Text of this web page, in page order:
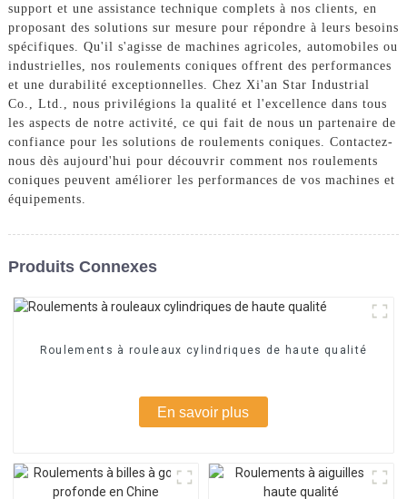
support et une assistance technique complets à nos clients, en
proposant des solutions sur mesure pour répondre à leurs besoins
spécifiques. Qu'il s'agisse de machines agricoles, automobiles ou
industrielles, nos roulements coniques offrent des performances
et une durabilité exceptionnelles. Chez Xi'an Star Industrial
Co., Ltd., nous privilégions la qualité et l'excellence dans tous
les aspects de notre activité, ce qui fait de nous un partenaire de
confiance pour les solutions de roulements coniques. Contactez-
nous dès aujourd'hui pour découvrir comment nos roulements
coniques peuvent améliorer les performances de vos machines et
équipements.
Produits Connexes
Roulements à rouleaux cylindriques de haute qualité
En savoir plus